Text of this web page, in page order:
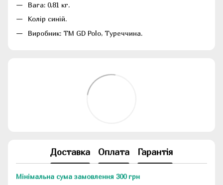
Вага: 0,81 кг.
Колір синій.
Виробник: ТМ GD Polo, Туреччина.
Доставка Оплата Гарантія
Мінімальна сума замовлення 300 грн